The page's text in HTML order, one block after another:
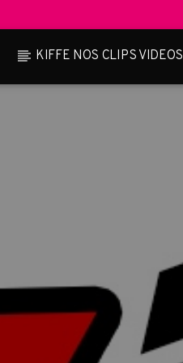
KIFFE NOS CLIPS VIDEOS